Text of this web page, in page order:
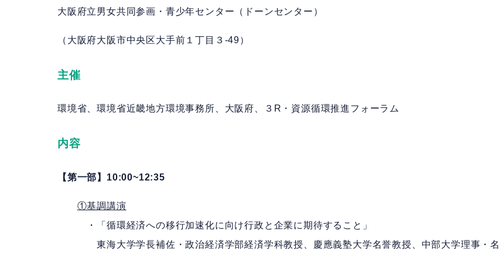
大阪府立男女共同参画・青少年センター（ドーンセンター）
（大阪府大阪市中央区大手前１丁目３-49）
主催
環境省、環境省近畿地方環境事務所、大阪府、３R・資源循環推進フォーラム
内容
【第一部】10:00~12:35
①基調講演
・「循環経済への移行加速化に向け行政と企業に期待すること」
東海大学学長補佐・政治経済学部経済学科教授、慶應義塾大学名誉教授、中部大学理事・名